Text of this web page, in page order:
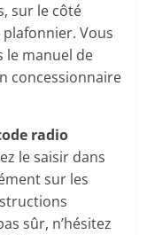
sur le côté
Vous
le manuel de
concessionnaire
radio
le saisir dans
sur les
sûr, n’hésitez